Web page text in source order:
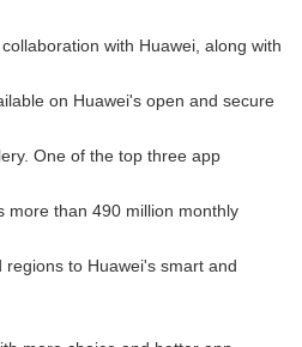
with Huawei, along with
on Huawei's open and secure
One of the top three app
more than 490 million monthly
to Huawei's smart and